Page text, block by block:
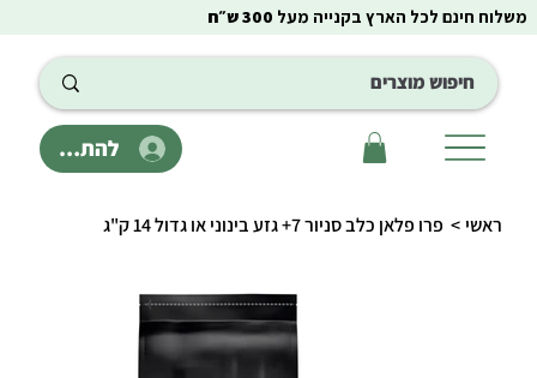
להתחבר
משלוח חינם לכל הארץ בקנייה מעל 300 ש״ח
ראשי > פרו פלאן כלב סניור 7+ גזע בינוני או גדול 14 ק"ג